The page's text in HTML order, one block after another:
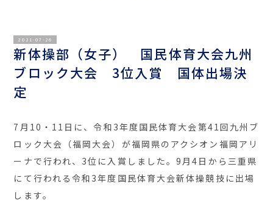
2021-07-26
新体操部（女子） 国民体育大会九州
ブロック大会 3位入賞 国体出場決
定
7月10・11日に、令和3年度国民体育大会第41回九州ブ
ロック大会（福岡大会）が福岡県のアクシオン福岡アリ
ーナで行われ、3位に入賞しました。9月4日から三重県
にて行われる令和3年度国民体育大会新体操競技に出場
します。